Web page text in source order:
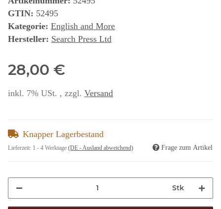
GTIN: 52495
Kategorie: English and More
Hersteller: Search Press Ltd
28,00 €
inkl. 7% USt. , zzgl. Versand
Knapper Lagerbestand
Lieferzeit: 1 - 4 Werktage (DE - Ausland abweichend) Frage zum Artikel
Stk